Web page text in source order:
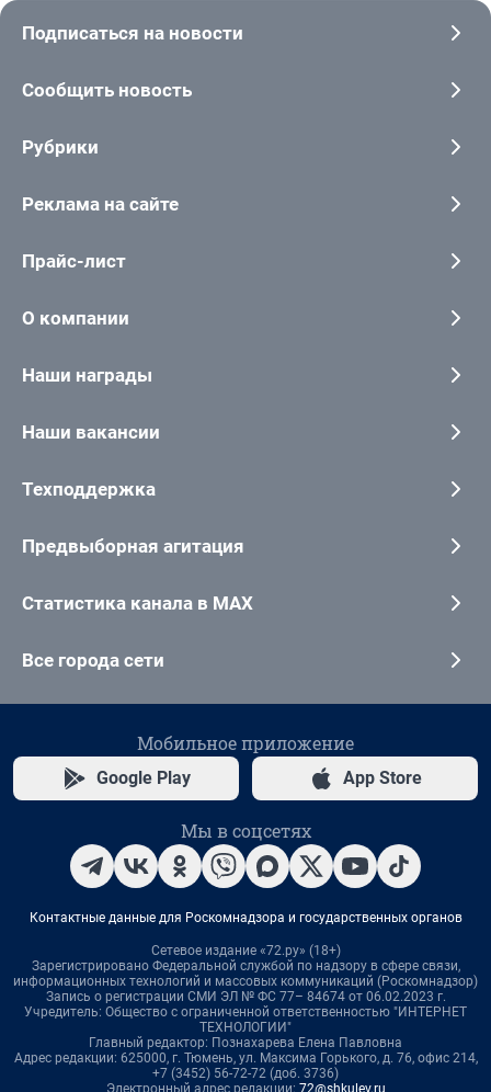
Подписаться на новости
Сообщить новость
Рубрики
Реклама на сайте
Прайс-лист
О компании
Наши награды
Наши вакансии
Техподдержка
Предвыборная агитация
Статистика канала в MAX
Все города сети
Мобильное приложение
Google Play App Store
Мы в соцсетях
Контактные данные для Роскомнадзора и государственных органов
Сетевое издание «72.ру» (18+)
Зарегистрировано Федеральной службой по надзору в сфере связи,
информационных технологий и массовых коммуникаций (Роскомнадзор)
Запись о регистрации СМИ ЭЛ № ФС 77– 84674 от 06.02.2023 г.
Учредитель: Общество с ограниченной ответственностью "ИНТЕРНЕТ
ТЕХНОЛОГИИ"
Главный редактор: Познахарева Елена Павловна
Адрес редакции: 625000, г. Тюмень, ул. Максима Горького, д. 76, офис 214,
+7 (3452) 56-72-72 (доб. 3736)
Электронный адрес редакции: 72@shkulev.ru